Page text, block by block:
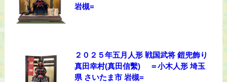
岩槻=
２０２５年五月人形 戦国武将 鎧兜飾り
真田幸村(真田信繫) ＝小木人形 埼玉
県 さいたま市 岩槻=